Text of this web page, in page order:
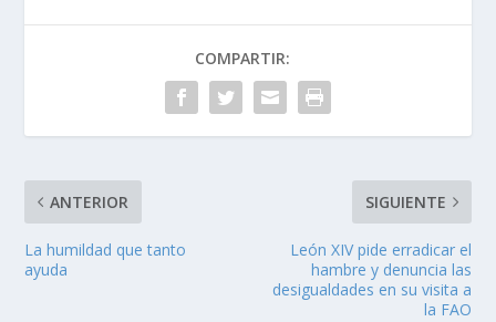
COMPARTIR:
ANTERIOR
La humildad que tanto
ayuda
SIGUIENTE
León XIV pide erradicar el
hambre y denuncia las
desigualdades en su visita a
la FAO